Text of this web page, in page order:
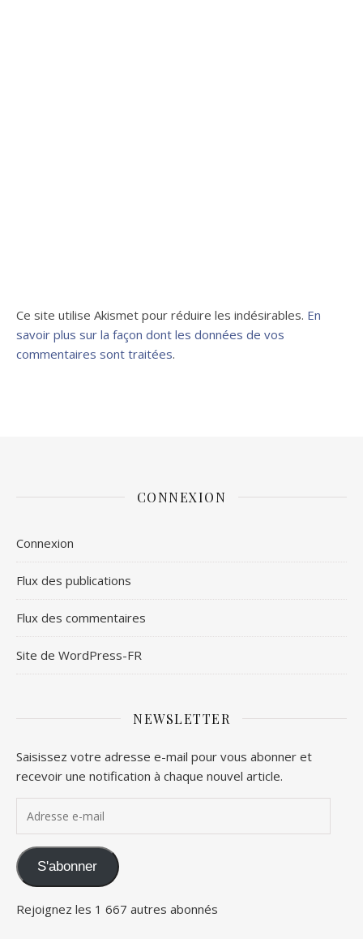
Ce site utilise Akismet pour réduire les indésirables. En
savoir plus sur la façon dont les données de vos
commentaires sont traitées.
CONNEXION
Connexion
Flux des publications
Flux des commentaires
Site de WordPress-FR
NEWSLETTER
Saisissez votre adresse e-mail pour vous abonner et
recevoir une notification à chaque nouvel article.
S'abonner
Rejoignez les 1 667 autres abonnés